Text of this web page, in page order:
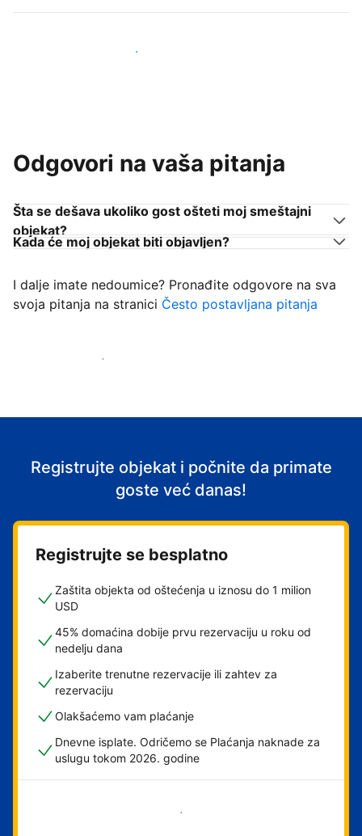
Pridružite se domaćinima poput vas
Odgovori na vaša pitanja
Šta se dešava ukoliko gost ošteti moj smeštajni
objekat?
Kada će moj objekat biti objavljen?
I dalje imate nedoumice? Pronađite odgovore na sva
svoja pitanja na stranici Često postavljana pitanja
Počnite da primate goste
Registrujte objekat i počnite da primate
goste već danas!
Registrujte se besplatno
Zaštita objekta od oštećenja u iznosu do 1 milion
USD
45% domaćina dobije prvu rezervaciju u roku od
nedelju dana
Izaberite trenutne rezervacije ili zahtev za
rezervaciju
Olakšaćemo vam plaćanje
Dnevne isplate. Odričemo se Plaćanja naknade za
uslugu tokom 2026. godine
Počnite odmah